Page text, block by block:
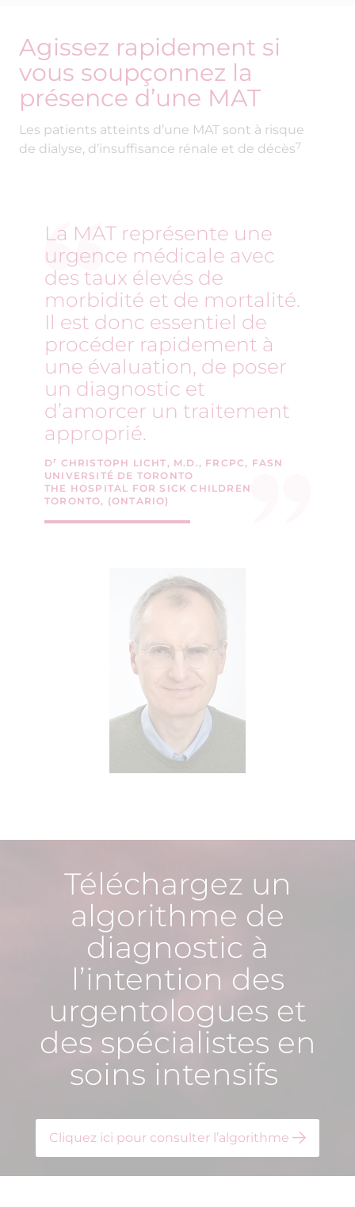
Les patients atteints d’une MAT sont à risque
de dialyse, d’insuffisance rénale et de décès7
La MAT représente une
urgence médicale avec
des taux élevés de
morbidité et de mortalité.
Il est donc essentiel de
procéder rapidement à
une évaluation, de poser
un diagnostic et
d’amorcer un traitement
approprié.
Dr CHRISTOPH LICHT, M.D., FRCPC, FASN
UNIVERSITÉ DE TORONTO
THE HOSPITAL FOR SICK CHILDREN
TORONTO, (ONTARIO)
Cliquez ici pour consulter l’algorithme